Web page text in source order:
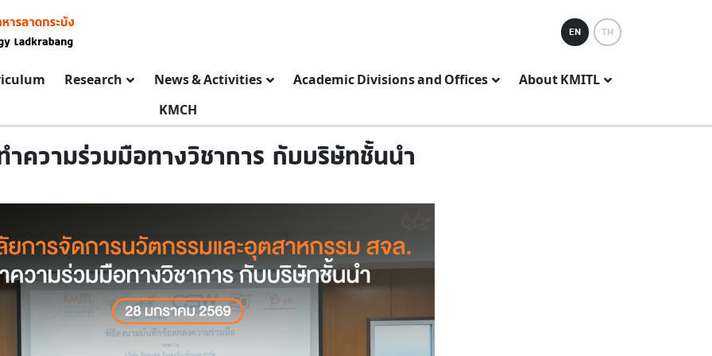
EN TH
Research News & Activities Academic Divisions and Offices
About KMITL
KMCH
ำความร่วมมือทางวิชาการ กับบริษัทชั้นนำ